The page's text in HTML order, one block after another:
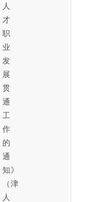
人
才
职
业
发
展
贯
通
工
作
的
通
知》
（津
人